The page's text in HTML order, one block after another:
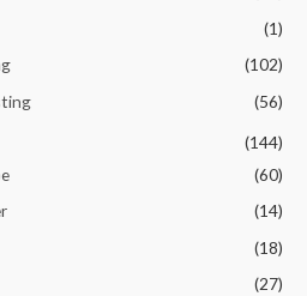
(1)
(102)
(56)
(144)
(60)
(14)
(18)
(27)